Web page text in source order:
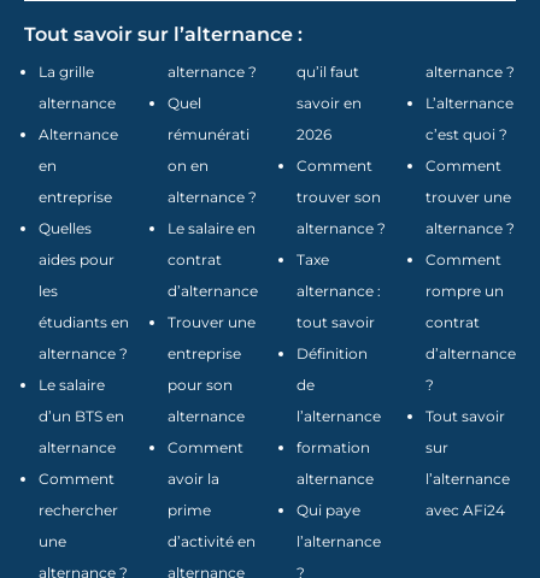
Tout savoir sur l’alternance :
La grille
alternance
Alternance
en
entreprise
Quelles
aides pour
les
étudiants en
alternance ?
Le salaire
d’un BTS en
alternance
Comment
rechercher
une
alternance ?
alternance ?
Quel
rémunérati
on en
alternance ?
Le salaire en
contrat
d’alternance
Trouver une
entreprise
pour son
alternance
Comment
avoir la
prime
d’activité en
alternance
qu’il faut
savoir en
2026
Comment
trouver son
alternance ?
Taxe
alternance :
tout savoir
Définition
de
l’alternance
formation
alternance
Qui paye
l’alternance
?
alternance ?
L’alternance
c’est quoi ?
Comment
trouver une
alternance ?
Comment
rompre un
contrat
d’alternance
?
Tout savoir
sur
l’alternance
avec AFi24